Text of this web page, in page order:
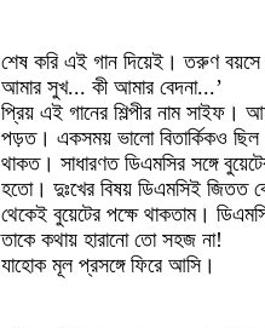
শেষ করি এই গান দিয়েই। তরুণ
আমার সুখ... কী আমার বেদনা...’
প্রিয় এই গানের শিল্পীর নাম সাইফ।
পড়ত। একসময় ভালো বিতার্কিকও ছিল।
থাকত। সাধারণত ডিএমসির সঙ্গে
হতো। দুঃখের বিষয় ডিএমসিই জিতত
থেকেই বুয়েটের পক্ষে থাকতাম।
তাকে কথায় হারানো তো সহজ না!
যাহোক মূল প্রসঙ্গে ফিরে আসি।